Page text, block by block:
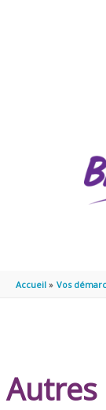
Accueil Vos